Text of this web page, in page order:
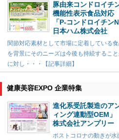
豚由来コンドロイチ
機能性表示食品対応
「P-コンドロイチン
日本ハム株式会社
関節対応素材として市場に定着している
を背景にそのニーズは今後も持続するこ
に対し・・・【記事詳細】
健康美容EXPO 企業特集
進化系受託製造のア
ィング連動型OEM」
株式会社アンプリー
ポストコロナの動きが